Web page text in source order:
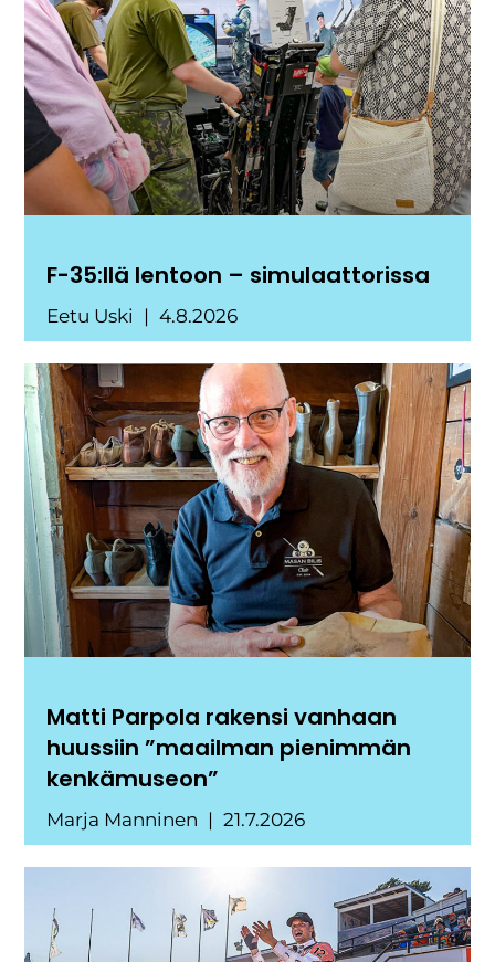
F-35:llä lentoon – simulaattorissa
Eetu Uski 4.8.2026
Matti Parpola rakensi vanhaan
huussiin ”maailman pienimmän
kenkämuseon”
Marja Manninen 21.7.2026